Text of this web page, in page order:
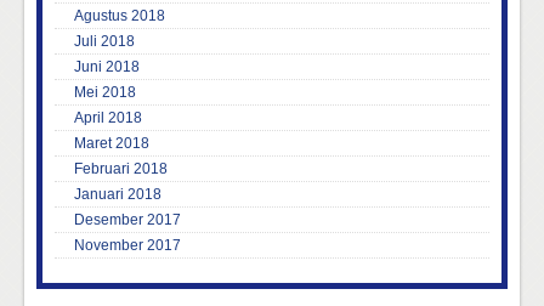
Agustus 2018
Juli 2018
Juni 2018
Mei 2018
April 2018
Maret 2018
Februari 2018
Januari 2018
Desember 2017
November 2017